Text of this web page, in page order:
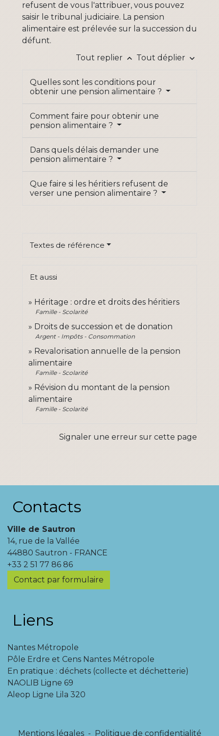
refusent de vous l'attribuer, vous pouvez
saisir le tribunal judiciaire. La pension
alimentaire est prélevée sur la succession du
défunt.
Tout replier keyboard_arrow_up Tout déplier keyboard_arrow_down
Quelles sont les conditions pour
obtenir une pension alimentaire ?
Comment faire pour obtenir une
pension alimentaire ?
Dans quels délais demander une
pension alimentaire ?
Que faire si les héritiers refusent de
verser une pension alimentaire ?
Textes de référence
Et aussi
Héritage : ordre et droits des héritiers
Famille - Scolarité
Droits de succession et de donation
Argent - Impôts - Consommation
Revalorisation annuelle de la pension
alimentaire
Famille - Scolarité
Révision du montant de la pension
alimentaire
Famille - Scolarité
Signaler une erreur sur cette page
Contacts
Ville de Sautron
14, rue de la Vallée
44880 Sautron - FRANCE
+33 2 51 77 86 86
Contact par formulaire
Liens
Nantes Métropole
Pôle Erdre et Cens Nantes Métropole
En pratique : déchets (collecte et déchetterie)
NAOLIB Ligne 69
Aleop Ligne Lila 320
Mentions légales - Politique de confidentialité